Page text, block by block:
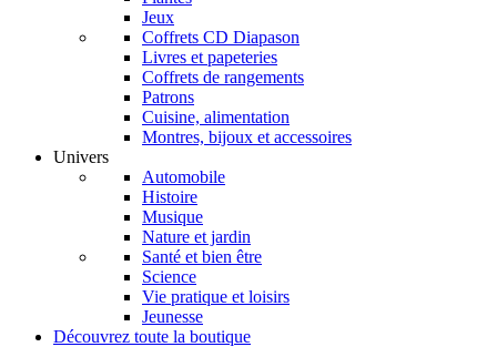
Jeux
Coffrets CD Diapason
Livres et papeteries
Coffrets de rangements
Patrons
Cuisine, alimentation
Montres, bijoux et accessoires
Univers
Automobile
Histoire
Musique
Nature et jardin
Santé et bien être
Science
Vie pratique et loisirs
Jeunesse
Découvrez toute la boutique